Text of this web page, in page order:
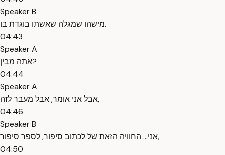
Speaker B
מישהו שמגלה שאשתו בוגדת בו.
04:43
Speaker A
אתה מבין?
04:44
Speaker A
אבל אני אומר, אבל מעבר לזה,
04:46
Speaker B
אני... החוויה הזאת של לכתוב סיפור, לספר סיפור,
04:50